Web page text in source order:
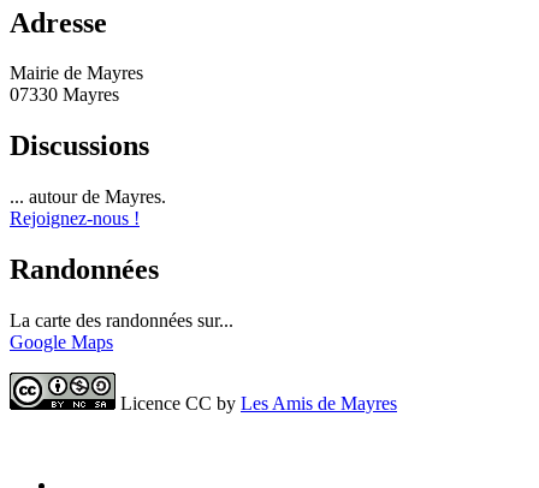
Adresse
Mairie de Mayres
07330 Mayres
Discussions
... autour de Mayres.
Rejoignez-nous !
Randonnées
La carte des randonnées sur...
Google Maps
Licence CC by Les Amis de Mayres